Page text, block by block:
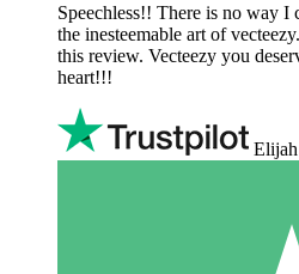
Speechless!! There is no way
the inesteemable art of
this review. Vecteezy you
heart!!!